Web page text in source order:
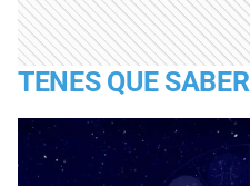
TENES QUE SABER